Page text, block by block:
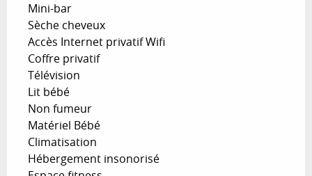
Mini-bar
Sèche cheveux
Accès Internet privatif Wifi
Coffre privatif
Télévision
Lit bébé
Non fumeur
Matériel Bébé
Climatisation
Hébergement insonorisé